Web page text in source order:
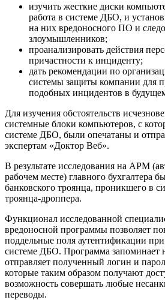
изучить жесткие диски
работа в системе ДБО, и
на них вредоносного ПО и
злоумышленников;
проанализировать действия
причастности к инциденту;
дать рекомендации по
системы защиты компании для
подобных инцидентов в
Для изучения обстоятельств
системные блоки компьютеров, с
системе ДБО, были опечатаны и
экспертам «Доктор Веб».
В результате исследования на АРМ
рабочем месте) главного бухгалтера
банковского троянца, проникшего в
троянца-дроппера.
Функционал исследованной
вредоносной программы позволяет
поддельные поля аутентификации
системе ДБО. Программа запоминает
отправляет полученный логин и
которые таким образом получают
возможность совершать любые
переводы.